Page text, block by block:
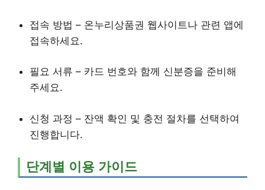
접속 방법 – 온누리상품권 웹사이트나 관련 앱에
접속하세요.
필요 서류 – 카드 번호와 함께 신분증을 준비해
주세요.
신청 과정 – 잔액 확인 및 충전 절차를 선택하여
진행합니다.
단계별 이용 가이드